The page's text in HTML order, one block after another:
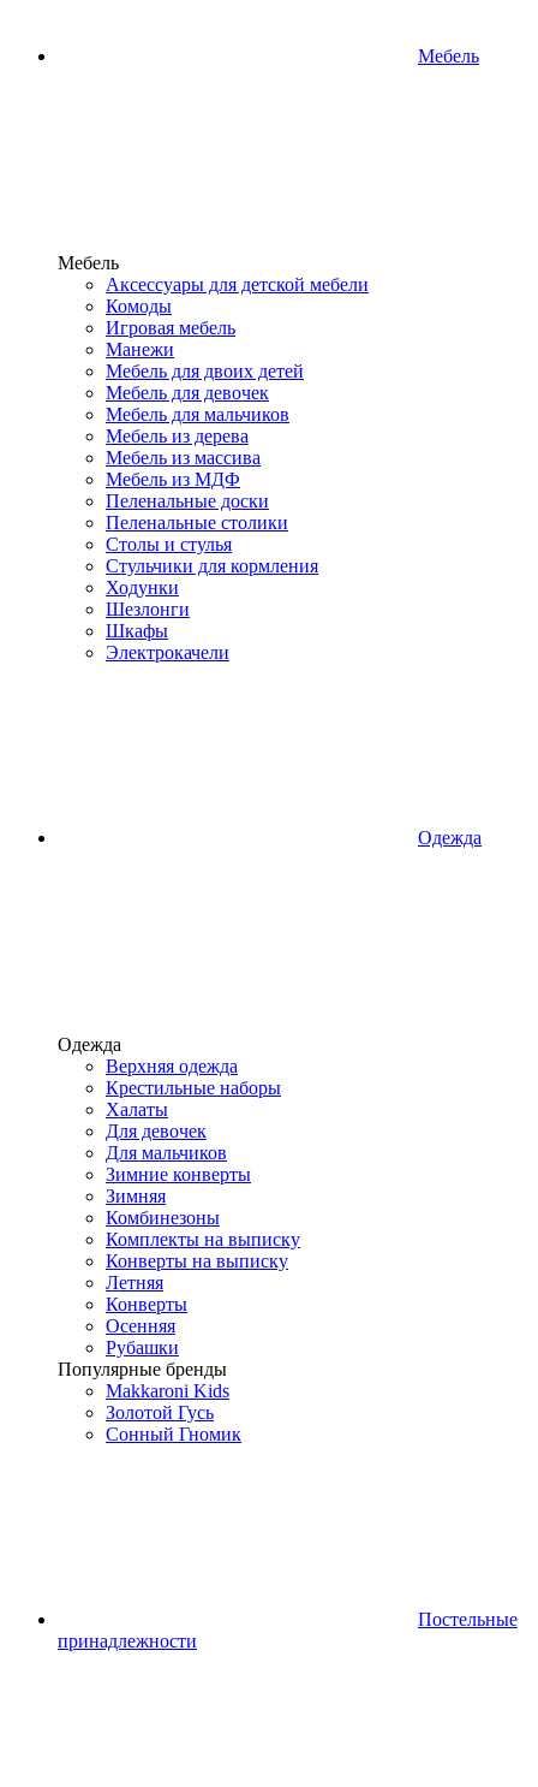
Мебель
Мебель
Аксессуары для детской мебели
Комоды
Игровая мебель
Манежи
Мебель для двоих детей
Мебель для девочек
Мебель для мальчиков
Мебель из дерева
Мебель из массива
Мебель из МДФ
Пеленальные доски
Пеленальные столики
Столы и стулья
Стульчики для кормления
Ходунки
Шезлонги
Шкафы
Электрокачели
Одежда
Одежда
Верхняя одежда
Крестильные наборы
Халаты
Для девочек
Для мальчиков
Зимние конверты
Зимняя
Комбинезоны
Комплекты на выписку
Конверты на выписку
Летняя
Конверты
Осенняя
Рубашки
Популярные бренды
Makkaroni Kids
Золотой Гусь
Сонный Гномик
Постельные
принадлежности